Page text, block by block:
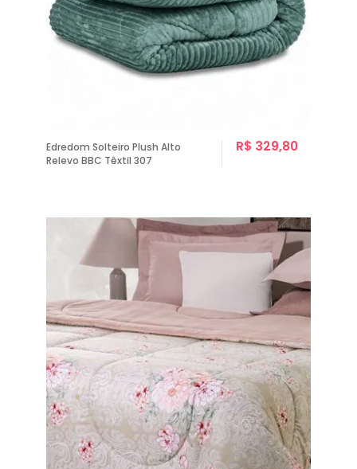
Edredom Solteiro Plush Alto
Relevo BBC Têxtil 307
R$ 329,80